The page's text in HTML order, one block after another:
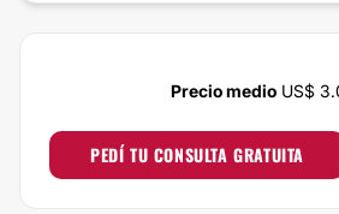
Precio medio US$
PEDÍ TU CONSULTA GRATUITA